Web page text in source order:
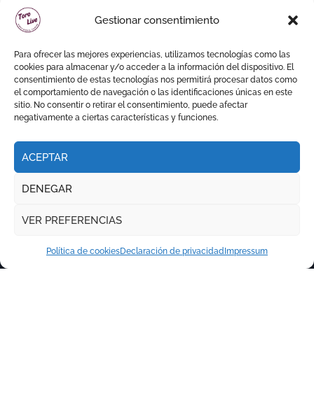
Gestionar consentimiento
Para ofrecer las mejores experiencias, utilizamos tecnologías como las
cookies para almacenar y/o acceder a la información del dispositivo. El
consentimiento de estas tecnologías nos permitirá procesar datos como
el comportamiento de navegación o las identificaciones únicas en este
sitio. No consentir o retirar el consentimiento, puede afectar
negativamente a ciertas características y funciones.
ACEPTAR
DENEGAR
VER PREFERENCIAS
Política de cookiesDeclaración de privacidad Impressum
Daniel Crespo reivindica su
sitio con una gran faena y dos
orejas